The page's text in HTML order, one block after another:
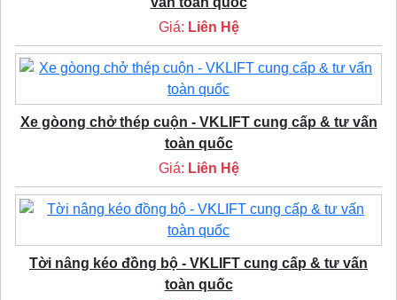
Giá: Liên Hệ
Xe gòong chở thép cuộn - VKLIFT cung cấp & tư vấn
toàn quốc
Giá: Liên Hệ
Tời nâng kéo đồng bộ - VKLIFT cung cấp & tư vấn
toàn quốc